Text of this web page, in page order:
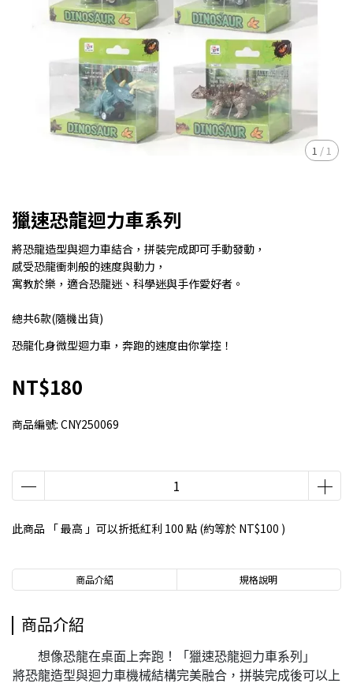
1 / 1
獵速恐龍迴力車系列
將恐龍造型與迴力車結合，拼裝完成即可手動發動，
感受恐龍衝刺般的速度與動力，
寓教於樂，適合恐龍迷、科學迷與手作愛好者。
總共6款(隨機出貨)
恐龍化身微型迴力車，奔跑的速度由你掌控！
NT$180
商品編號: CNY250069
此商品 「 最高 」可以折抵紅利 100 點 (約等於 NT$100 )
商品介紹 規格說明
商品介紹
想像恐龍在桌面上奔跑！「獵速恐龍迴力車系列」
將恐龍造型與迴力車機械結構完美融合，拼裝完成後可以上